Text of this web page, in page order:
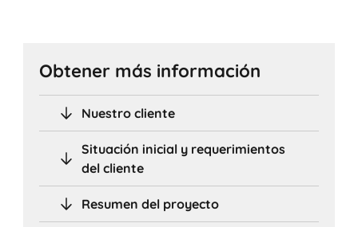
Obtener más información
Nuestro cliente
Situación inicial y requerimientos
del cliente
Resumen del proyecto